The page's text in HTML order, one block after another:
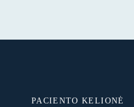
PACIENTO KELIONĖ